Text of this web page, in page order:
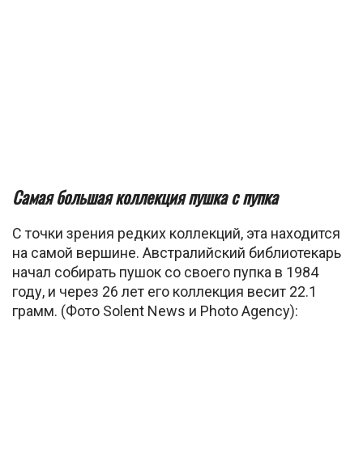
Самая большая коллекция пушка с пупка
С точки зрения редких коллекций, эта находится
на самой вершине. Австралийский библиотекарь
начал собирать пушок со своего пупка в 1984
году, и через 26 лет его коллекция весит 22.1
грамм. (Фото Solent News и Photo Agency):